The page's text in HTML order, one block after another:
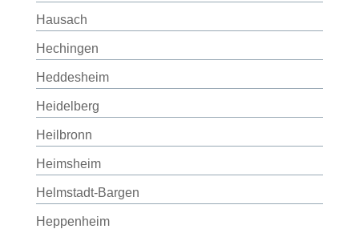
Hausach
Hechingen
Heddesheim
Heidelberg
Heilbronn
Heimsheim
Helmstadt-Bargen
Heppenheim